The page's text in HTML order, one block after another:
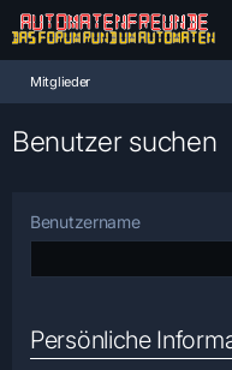
Mitglieder
Benutzer suchen
Benutzername
Persönliche